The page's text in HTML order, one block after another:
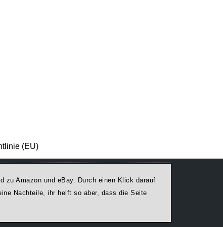
(EU)
zu Amazon und eBay. Durch einen Klick darauf
Nachteile, ihr helft so aber, dass die Seite